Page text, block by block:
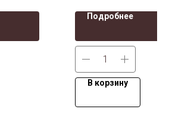
открытка, коробка
Подробнее
В корзину